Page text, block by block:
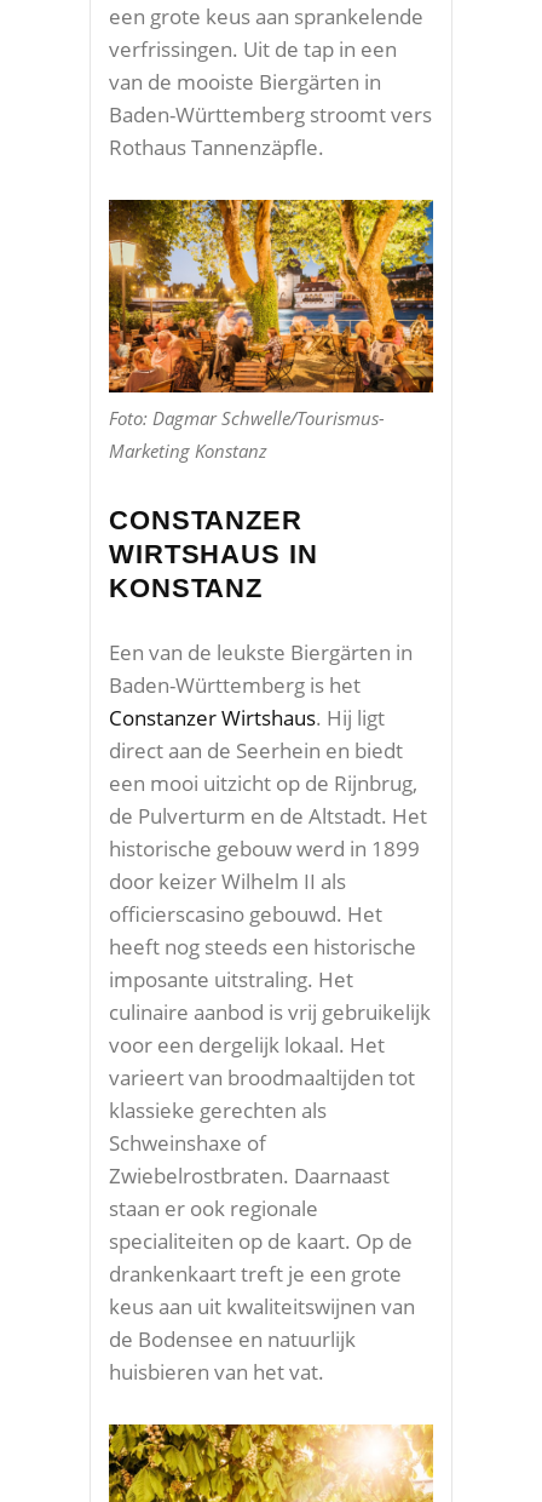
een grote keus aan sprankelende
verfrissingen. Uit de tap in een
van de mooiste Biergärten in
Baden-Württemberg stroomt vers
Rothaus Tannenzäpfle.
Foto: Dagmar Schwelle/Tourismus-
Marketing Konstanz
CONSTANZER
WIRTSHAUS IN
KONSTANZ
Een van de leukste Biergärten in
Baden-Württemberg is het
Constanzer Wirtshaus. Hij ligt
direct aan de Seerhein en biedt
een mooi uitzicht op de Rijnbrug,
de Pulverturm en de Altstadt. Het
historische gebouw werd in 1899
door keizer Wilhelm II als
officierscasino gebouwd. Het
heeft nog steeds een historische
imposante uitstraling. Het
culinaire aanbod is vrij gebruikelijk
voor een dergelijk lokaal. Het
varieert van broodmaaltijden tot
klassieke gerechten als
Schweinshaxe of
Zwiebelrostbraten. Daarnaast
staan er ook regionale
specialiteiten op de kaart. Op de
drankenkaart treft je een grote
keus aan uit kwaliteitswijnen van
de Bodensee en natuurlijk
huisbieren van het vat.